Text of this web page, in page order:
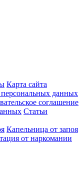
Карта сайта
данных
соглашение
Статьи
Капельница от запоя
от наркомании